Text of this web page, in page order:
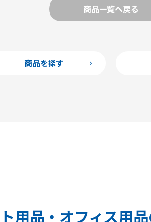
商品一覧へ戻る
商品を探す
用品・オフィス用